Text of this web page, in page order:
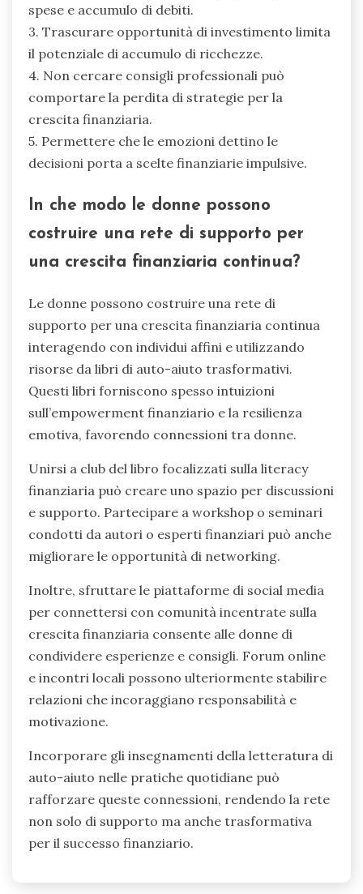
spese e accumulo di debiti.
3. Trascurare opportunità di investimento limita
il potenziale di accumulo di ricchezze.
4. Non cercare consigli professionali può
comportare la perdita di strategie per la
crescita finanziaria.
5. Permettere che le emozioni dettino le
decisioni porta a scelte finanziarie impulsive.
In che modo le donne possono
costruire una rete di supporto per
una crescita finanziaria continua?
Le donne possono costruire una rete di
supporto per una crescita finanziaria continua
interagendo con individui affini e utilizzando
risorse da libri di auto-aiuto trasformativi.
Questi libri forniscono spesso intuizioni
sull’empowerment finanziario e la resilienza
emotiva, favorendo connessioni tra donne.
Unirsi a club del libro focalizzati sulla literacy
finanziaria può creare uno spazio per discussioni
e supporto. Partecipare a workshop o seminari
condotti da autori o esperti finanziari può anche
migliorare le opportunità di networking.
Inoltre, sfruttare le piattaforme di social media
per connettersi con comunità incentrate sulla
crescita finanziaria consente alle donne di
condividere esperienze e consigli. Forum online
e incontri locali possono ulteriormente stabilire
relazioni che incoraggiano responsabilità e
motivazione.
Incorporare gli insegnamenti della letteratura di
auto-aiuto nelle pratiche quotidiane può
rafforzare queste connessioni, rendendo la rete
non solo di supporto ma anche trasformativa
per il successo finanziario.